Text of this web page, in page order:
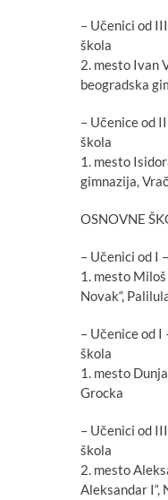
– Učenici od
škola
2. mesto Ivan
beogradska
– Učenice od
škola
1. mesto
gimnazija,
OSNOVNE
– Učenici od I
1. mesto
Novak“,
– Učenice od
škola
1. mesto Dunja
Grocka
– Učenici od
škola
2. mesto
Aleksandar I“,